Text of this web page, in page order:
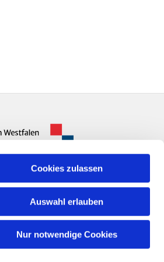
Cookies zulassen
Auswahl erlauben
Nur notwendige Cookies